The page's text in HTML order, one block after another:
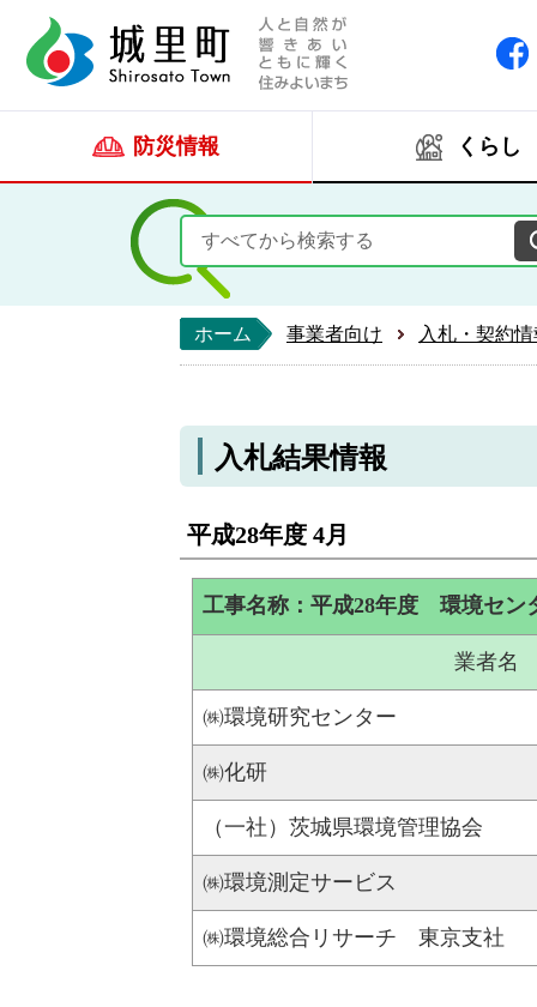
防災情報 くらし
ホーム 事業者向け 入札・契約
入札結果情報
平成28年度 4月
工事名称：平成28年度 環境セン
業者名
㈱環境研究センター
㈱化研
（一社）茨城県環境管理協会
㈱環境測定サービス
㈱環境総合リサーチ 東京支社